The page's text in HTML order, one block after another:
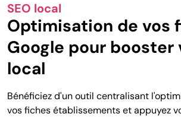
SEO local
Optimisation de vos
Google pour booster
local
Bénéficiez d'un outil centralisant
vos fiches établissements et appuyez